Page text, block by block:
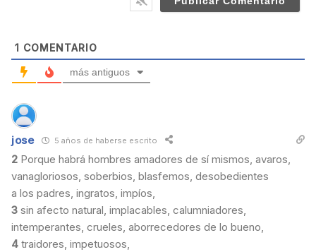
1 COMENTARIO
más antiguos
jose 5 años de haberse escrito
2 Porque habrá hombres amadores de sí mismos, avaros,
vanagloriosos, soberbios, blasfemos, desobedientes
a los padres, ingratos, impíos,
3 sin afecto natural, implacables, calumniadores,
intemperantes, crueles, aborrecedores de lo bueno,
4 traidores, impetuosos,